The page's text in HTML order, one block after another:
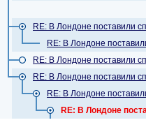
RE: В Лондоне поставили
RE: В Лондоне
RE: В Лондоне поставили
RE: В Лондоне поставили
RE: В Лондоне
RE: В Лондоне